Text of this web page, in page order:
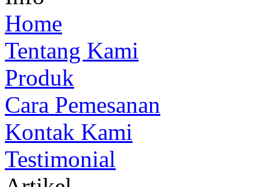
Home
Tentang Kami
Produk
Cara Pemesanan
Kontak Kami
Testimonial